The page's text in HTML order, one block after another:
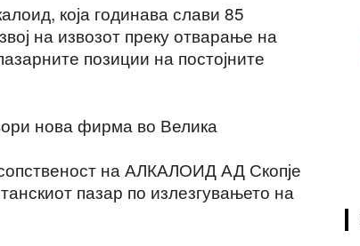
која годинава слави 85
на извозот преку отварање на
позиции на постојните
нова фирма во Велика
на АЛКАЛОИД АД Скопје
пазар по излезгувањето на